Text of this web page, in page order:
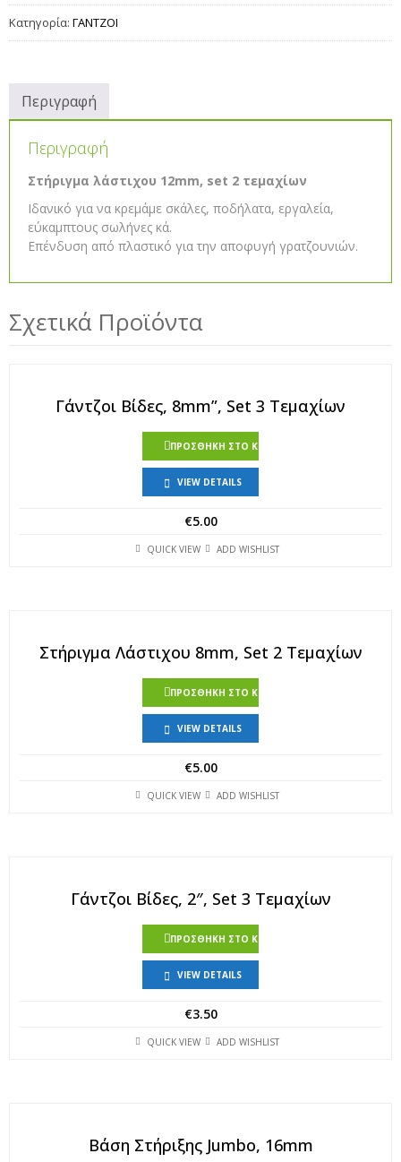
Κατηγορία: ΓΑΝΤΖΟΙ
Περιγραφή
Περιγραφή
Στήριγμα λάστιχου 12mm, set 2 τεμαχίων
Ιδανικό για να κρεμάμε σκάλες, ποδήλατα, εργαλεία,
εύκαμπτους σωλήνες κά.
Επένδυση από πλαστικό για την αποφυγή γρατζουνιών.
Σχετικά Προϊόντα
Γάντζοι Βίδες, 8mm”, Set 3 Τεμαχίων
ΠΡΟΣΘΉΚΗ ΣΤΟ ΚΑΛΆΘΙ
VIEW DETAILS
€5.00
QUICK VIEW ADD WISHLIST
Στήριγμα Λάστιχου 8mm, Set 2 Τεμαχίων
ΠΡΟΣΘΉΚΗ ΣΤΟ ΚΑΛΆΘΙ
VIEW DETAILS
€5.00
QUICK VIEW ADD WISHLIST
Γάντζοι Βίδες, 2″, Set 3 Τεμαχίων
ΠΡΟΣΘΉΚΗ ΣΤΟ ΚΑΛΆΘΙ
VIEW DETAILS
€3.50
QUICK VIEW ADD WISHLIST
Βάση Στήριξης Jumbo, 16mm